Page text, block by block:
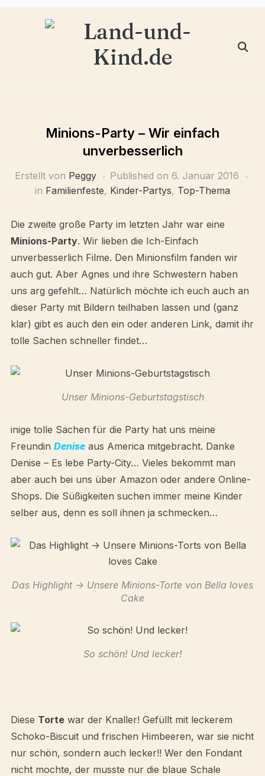
Minions-Party – Wir einfach
unverbesserlich
Erstellt von Peggy Published on 6. Januar 2016
in Familienfeste, Kinder-Partys, Top-Thema
Die zweite große Party im letzten Jahr war eine
Minions-Party. Wir lieben die Ich-Einfach
unverbesserlich Filme. Den Minionsfilm fanden wir
auch gut. Aber Agnes und ihre Schwestern haben
uns arg gefehlt… Natürlich möchte ich euch auch an
dieser Party mit Bildern teilhaben lassen und (ganz
klar) gibt es auch den ein oder anderen Link, damit ihr
tolle Sachen schneller findet…
Unser Minions-Geburtstagstisch
inige tolle Sachen für die Party hat uns meine
Freundin Deniseaus America mitgebracht. Danke
Denise – Es lebe Party-City… Vieles bekommt man
aber auch bei uns über Amazon oder andere Online-
Shops. Die Süßigkeiten suchen immer meine Kinder
selber aus, denn es soll ihnen ja schmecken…
Das Highlight -> Unsere Minions-Torte von Bella loves
Cake
So schön! Und lecker!
Diese Tortewar der Knaller! Gefüllt mit leckerem
Schoko-Biscuit und frischen Himbeeren, war sie nicht
nur schön, sondern auch lecker!! Wer den Fondant
nicht mochte, der musste nur die blaue Schale